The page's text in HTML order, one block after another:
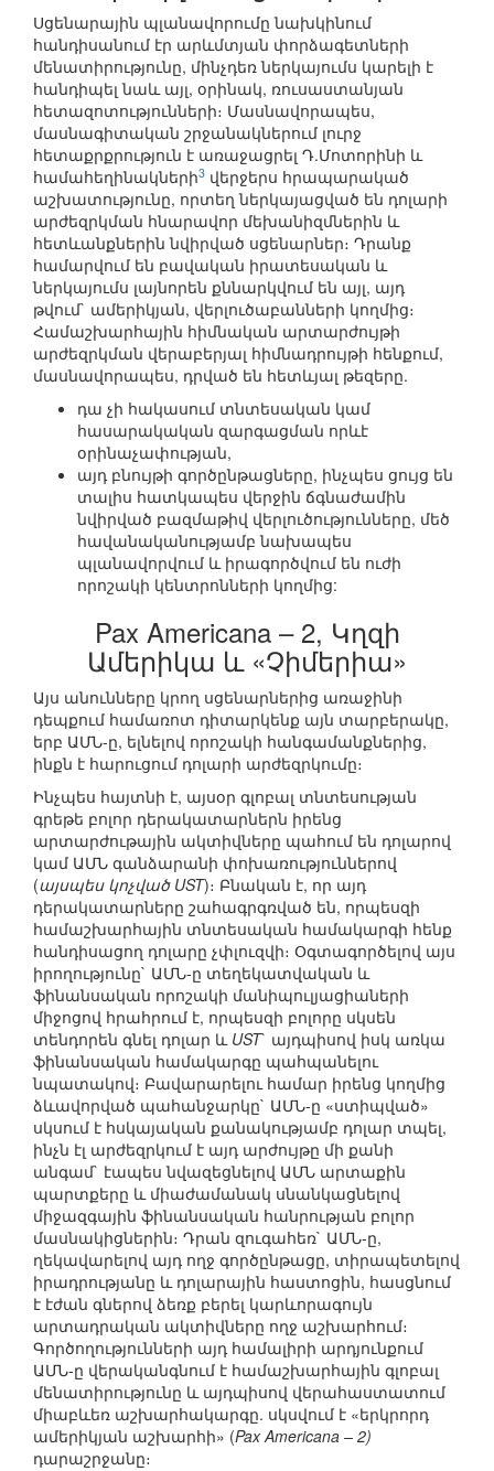
Սցենարային պլանավորումը նախկինում
հանդիսանում էր արևմտյան փորձագետների
մենատիրությունը, մինչդեռ ներկայումս կարելի է
հանդիպել նաև այլ, օրինակ, ռուսաստանյան
հետազոտությունների։ Մասնավորապես,
մասնագիտական շրջանակներում լուրջ
հետաքրքրություն է առաջացրել Դ.Մոտորինի և
համահեղինակների3 վերջերս հրապարակած
աշխատությունը, որտեղ ներկայացված են դոլարի
արժեզրկման հնարավոր մեխանիզմներին և
հետևանքներին նվիրված սցենարներ։ Դրանք
համարվում են բավական իրատեսական և
ներկայումս լայնորեն քննարկվում են այլ, այդ
թվում` ամերիկյան, վերլուծաբանների կողմից։
Համաշխարհային հիմնական արտարժույթի
արժեզրկման վերաբերյալ հիմնադրույթի հենքում,
մասնավորապես, դրված են հետևյալ թեզերը.
դա չի հակասում տնտեսական կամ
հասարակական զարգացման որևէ
օրինաչափության,
այդ բնույթի գործընթացները, ինչպես ցույց են
տալիս հատկապես վերջին ճգնաժամին
նվիրված բազմաթիվ վերլուծությունները, մեծ
հավանականությամբ նախապես
պլանավորվում և իրագործվում են ուժի
որոշակի կենտրոնների կողմից:
Pax Americana – 2, Կղզի
Ամերիկա և «Չիմերիա»
Այս անունները կրող սցենարներից առաջինի
դեպքում համառոտ դիտարկենք այն տարբերակը,
երբ ԱՄՆ-ը, ելնելով որոշակի հանգամանքներից,
ինքն է հարուցում դոլարի արժեզրկումը։
Ինչպես հայտնի է, այսօր գլոբալ տնտեսության
գրեթե բոլոր դերակատարներն իրենց
արտարժութային ակտիվները պահում են դոլարով
կամ ԱՄՆ գանձարանի փոխառություններով
(այսպես կոչված UST)։ Բնական է, որ այդ
դերակատարները շահագրգռված են, որպեսզի
համաշխարհային տնտեսական համակարգի հենք
հանդիսացող դոլարը չփլուզվի։ Օգտագործելով այս
իրողությունը` ԱՄՆ-ը տեղեկատվական և
ֆինանսական որոշակի մանիպուլյացիաների
միջոցով հրահրում է, որպեսզի բոլորը սկսեն
տենդորեն գնել դոլար և UST` այդպիսով իսկ առկա
ֆինանսական համակարգը պահպանելու
նպատակով։ Բավարարելու համար իրենց կողմից
ձևավորված պահանջարկը` ԱՄՆ-ը «ստիպված»
սկսում է հսկայական քանակությամբ դոլար տպել,
ինչն էլ արժեզրկում է այդ արժույթը մի քանի
անգամ` էապես նվազեցնելով ԱՄՆ արտաքին
պարտքերը և միաժամանակ սնանկացնելով
միջազգային ֆինանսական հանրության բոլոր
մասնակիցներին։ Դրան զուգահեռ` ԱՄՆ-ը,
ղեկավարելով այդ ողջ գործընթացը, տիրապետելով
իրադրությանը և դոլարային հաստոցին, հասցնում
է էժան գներով ձեռք բերել կարևորագույն
արտադրական ակտիվները ողջ աշխարհում։
Գործողությունների այդ համալիրի արդյունքում
ԱՄՆ-ը վերականգնում է համաշխարհային գլոբալ
մենատիրությունը և այդպիսով վերահաստատում
միաբևեռ աշխարհակարգը. սկսվում է «երկրորդ
ամերիկյան աշխարհի» (Pax Americana – 2)
դարաշրջանը։